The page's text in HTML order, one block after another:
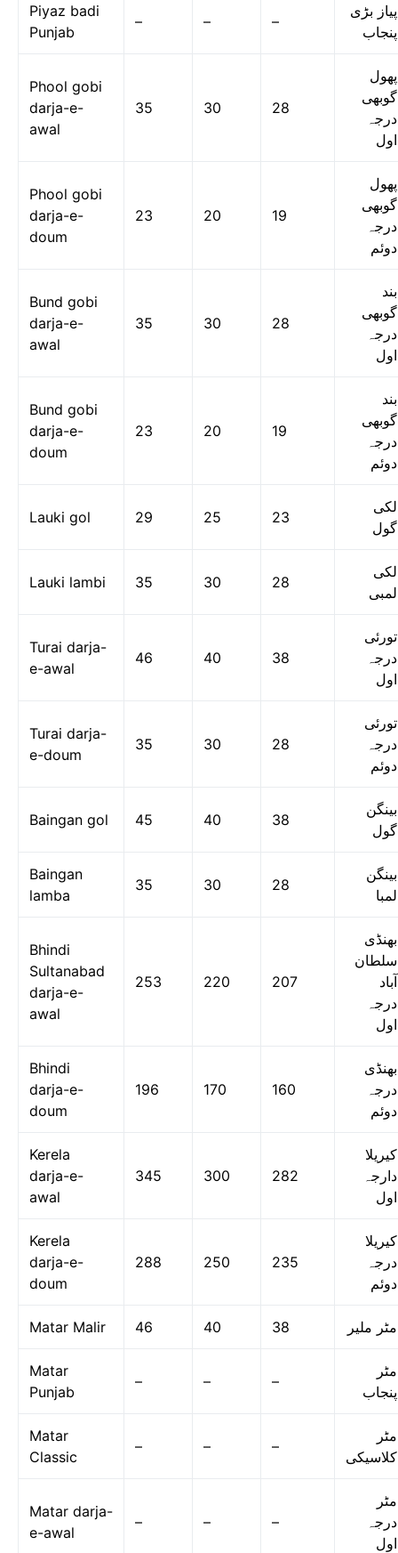
Piyaz badi
Punjab
– – –
پیاز بڑی
پنجاب
Phool gobi
darja-e-
awal
35 30 28
پھول
گوبھی
درجہ
اول
Phool gobi
darja-e-
doum
23 20 19
پھول
گوبھی
درجہ
دوئم
Bund gobi
darja-e-
awal
35 30 28
بند
گوبھی
درجہ
اول
Bund gobi
darja-e-
doum
23 20 19
بند
گوبھی
درجہ
دوئم
Lauki gol 29 25 23
لکی
گول
Lauki lambi 35 30 28
لکی
لمبی
Turai darja-
e-awal
46 40 38
تورئی
درجہ
اول
Turai darja-
e-doum
35 30 28
تورئی
درجہ
دوئم
Baingan gol 45 40 38
بینگن
گول
Baingan
lamba
35 30 28
بینگن
لمبا
Bhindi
Sultanabad
darja-e-
awal
253 220 207
بھنڈی
سلطان
آباد
درجہ
اول
Bhindi
darja-e-
doum
196 170 160
بھنڈی
درجہ
دوئم
Kerela
darja-e-
awal
345 300 282
کیریلا
دارجہ
اول
Kerela
darja-e-
doum
288 250 235
کیریلا
درجہ
دوئم
Matar Malir 46 40 38 مٹر ملیر
Matar
Punjab
– – –
مٹر
پنجاب
Matar
Classic
– – –
مٹر
کلاسیکی
Matar darja-
e-awal
– – –
مٹر
درجہ
اول